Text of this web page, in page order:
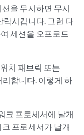
을 무시하면 무시
락시킵니다. 그런 다
세션을 오프로드
치 패브릭 또는
합니다. 이렇게 하
크 프로세서에 날개
프로세서가 날개